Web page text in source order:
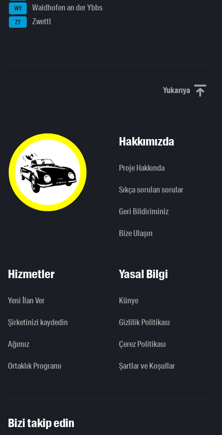
WY Waidhofen an der Ybbs
ZT Zwettl
YukarıyaYukarı
Hakkımızda
Proje Hakkında
Sıkça sorulan sorular
Geri Bildiriminiz
Bize Ulaşın
Hizmetler
Yeni İlan Ver
Şirketinizi kaydedin
Ağımız
Ortaklık Programı
Yasal Bilgi
Künye
Gizlilik Politikası
Çerez Politikası
Şartlar ve Koşullar
Bizi takip edin